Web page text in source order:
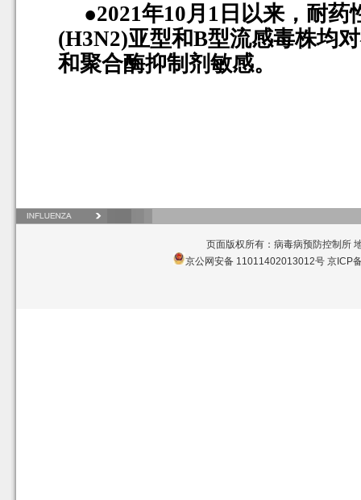
●2021年10月 1 日以来，耐药
(H3N2)亚型和B型流感毒株均
和聚合酶抑制剂敏感。
页面版权所有：病毒病预防控制所
京公网安备 11011402013012号 京ICP